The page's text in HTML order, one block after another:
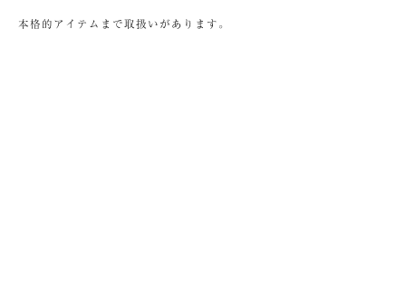
本格的アイテムまで取扱いがあります。